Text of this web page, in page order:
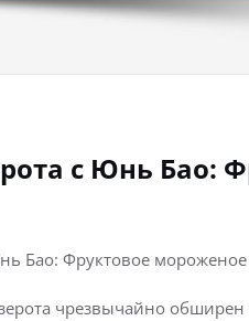
с Юнь Бао:
чрезвычайно